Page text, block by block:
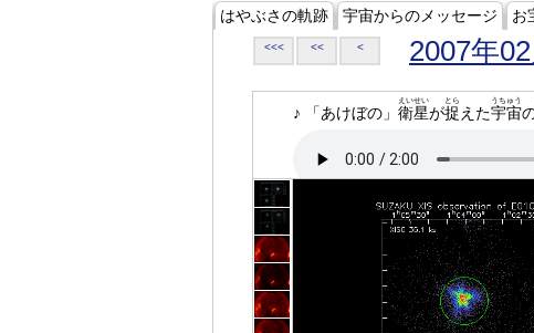
はやぶさの軌跡 宇宙からのメッセージ お
<<< << < 2007年02
♪ 「あけぼの」 衛星
えいせい
が捉
とら
えた宇宙
うちゅう